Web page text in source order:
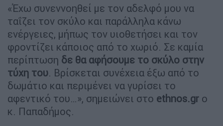
«Έχω συνεννοηθεί με τον αδελφό μου να
ταΐζει τον σκύλο και παράλληλα κάνω
ενέργειες, μήπως τον υιοθετήσει και τον
φροντίζει κάποιος από το χωριό. Σε καμία
περίπτωση δε θα αφήσουμε το σκύλο στην
τύχη του. Βρίσκεται συνέχεια έξω από το
δωμάτιο και περιμένει να γυρίσει το
αφεντικό του…», σημειώνει στο ethnos.gr ο
κ. Παπαδήμος.